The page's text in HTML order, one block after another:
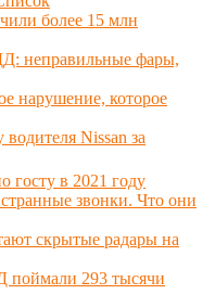
более 15 млн
неправильные фары,
нарушение, которое
Nissan за
госту в 2021 году
звонки. Что они
скрытые радары на
293 тысячи